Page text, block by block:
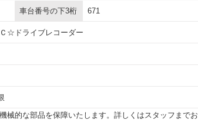
車台番号の下3桁 671
☆ドライブレコーダー
械的な部品を保障いたします。詳しくはスタッフまでお